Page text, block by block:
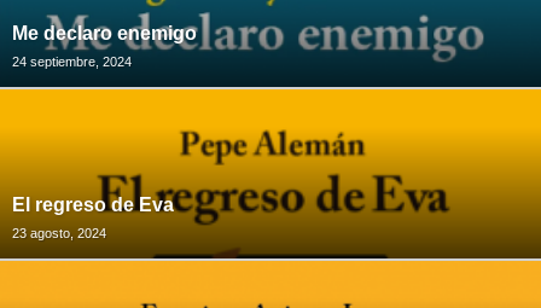
Me declaro enemigo
24 septiembre, 2024
El regreso de Eva
23 agosto, 2024